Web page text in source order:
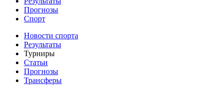
Прогнозы
Спорт
Новости спорта
Результаты
Турниры
Статьи
Прогнозы
Трансферы